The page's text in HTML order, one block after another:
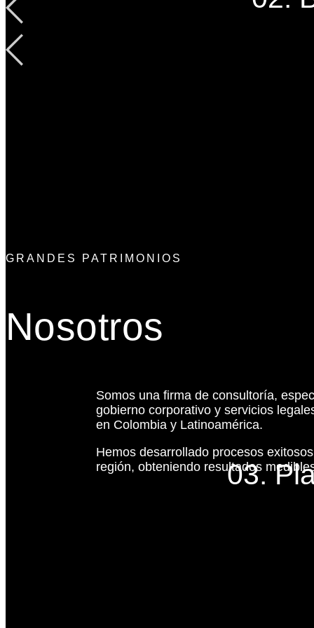
03.
GRANDES PATRIMONIOS
Nosotros
Somos una firma de consultoría,
gobierno corporativo y servicios
en Colombia y Latinoamérica.
Hemos desarrollado procesos
región, obteniendo resultados